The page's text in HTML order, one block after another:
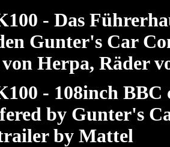
- Das
Gunter's Car
Herpa, Räder
- 108inch
by Gunter's
by Mattel